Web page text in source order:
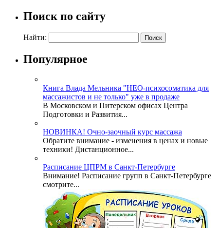
Поиск по сайту
Найти:
Популярное
Книга Влада Мельника "НЕО-психосоматика для
массажистов и не только" уже в продаже
В Московском и Питерском офисах Центра
Подготовки и Развития...
НОВИНКА! Очно-заочный курс массажа
Обратите внимание - изменения в ценах и новые
техники! Дистанционное...
Расписание ЦПРМ в Санкт-Петербурге
Внимание! Расписание групп в Санкт-Петербурге
смотрите...